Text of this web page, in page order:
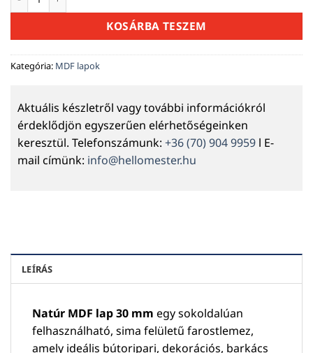
KOSÁRBA TESZEM
Kategória: MDF lapok
Aktuális készletről vagy további információkról
érdeklődjön egyszerűen elérhetőségeinken
keresztül. Telefonszámunk: +36 (70) 904 9959 l E-
mail címünk: info@hellomester.hu
LEÍRÁS
Natúr MDF lap 30 mm egy sokoldalúan
felhasználható, sima felületű farostlemez,
amely ideális bútoripari, dekorációs, barkács